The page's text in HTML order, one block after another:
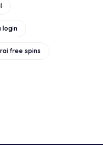
login
free spins